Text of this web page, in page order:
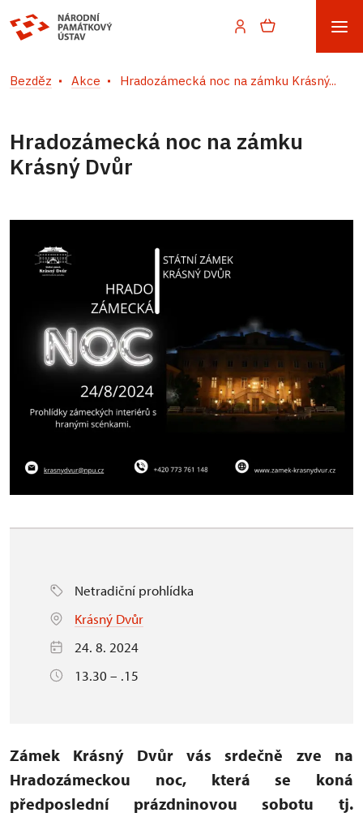
Bezděz Akce Hradozámecká noc na zámku Krásný...
Hradozámecká noc na zámku
Krásný Dvůr
Netradiční prohlídka
Krásný Dvůr
24. 8. 2024
13.30 – .15
Zámek Krásný Dvůr vás srdečně zve na
Hradozámeckou noc, která se koná
předposlední prázdninovou sobotu tj.